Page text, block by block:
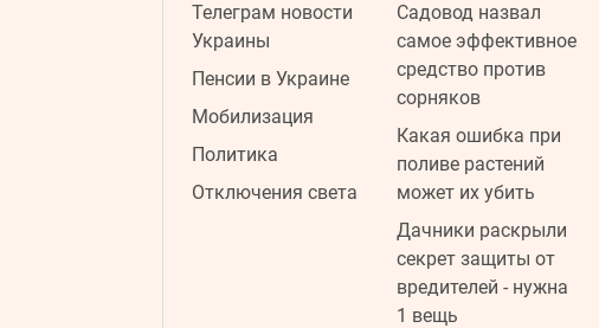
Телеграм новости
Украины
Пенсии в Украине
Мобилизация
Политика
Отключения света
Садовод назвал
самое эффективное
средство против
сорняков
Какая ошибка при
поливе растений
может их убить
Дачники раскрыли
секрет защиты от
вредителей - нужна
1 вещь